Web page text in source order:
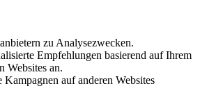
zu Analysezwecken.
Empfehlungen basierend auf Ihrem
Websites an.
auf anderen Websites